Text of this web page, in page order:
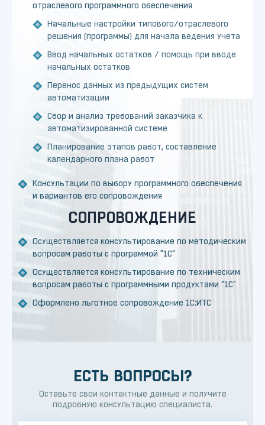
отраслевого программного обеспечения
Начальные настройки типового/отраслевого
решения (программы) для начала ведения учета
Ввод начальных остатков / помощь при вводе
начальных остатков
Перенос данных из предыдущих систем
автоматизации
Сбор и анализ требований заказчика к
автоматизированной системе
Планирование этапов работ, составление
календарного плана работ
Консультации по выбору программного обеспечения
и вариантов его сопровождения
СОПРОВОЖДЕНИЕ
Осуществляется консультирование по методическим
вопросам работы с программой "1С"
Осуществляется консультирование по техническим
вопросам работы с программными продуктами "1С"
Оформлено льготное сопровождение 1С:ИТС
ЕСТЬ ВОПРОСЫ?
Оставьте свои контактные данные и получите
подробную консультацию специалиста.